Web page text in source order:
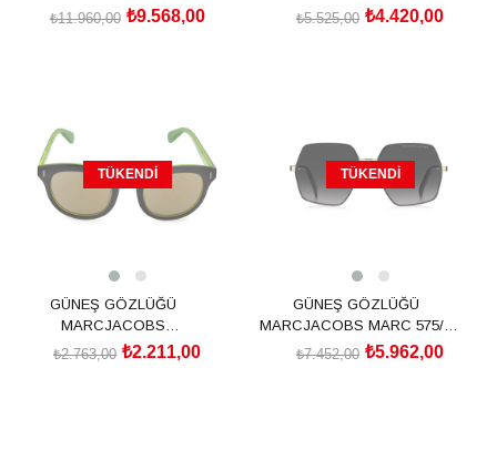
203465Y1155VC₺9.568,00
₺11.960,00
23335884J62O5
₺4.420,00
₺5.525,00
TÜKENDI
GÜNEŞ GÖZLÜĞÜ
MARCJACOBS
MMJ433/S7ZJ49VP
₺2.211,00
₺2.763,00
TÜKENDI
GÜNEŞ GÖZLÜĞÜ
MARCJACOBS MARC 575/S
204779RHL599O
₺5.962,00
₺7.452,00